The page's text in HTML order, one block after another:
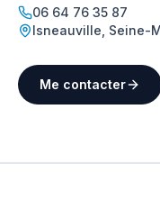
06 64 76 35 87
Isneauville Seine-
Me contacter